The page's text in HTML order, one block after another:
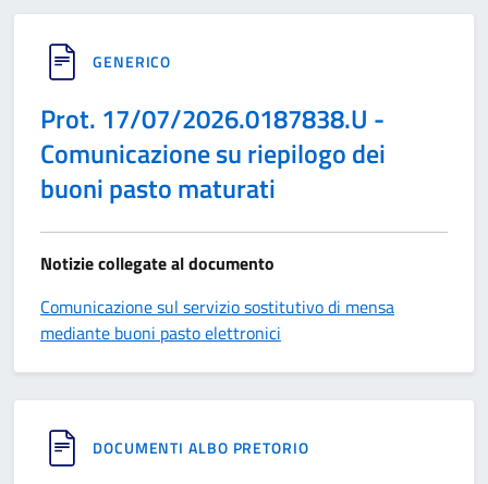
GENERICO
Prot. 17/07/2026.0187838.U -
Comunicazione su riepilogo dei
buoni pasto maturati
Notizie collegate al documento
Comunicazione sul servizio sostitutivo di mensa
mediante buoni pasto elettronici
DOCUMENTI ALBO PRETORIO